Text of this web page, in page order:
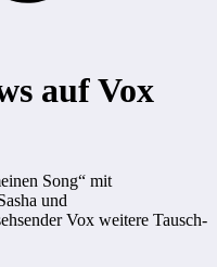
auf Vox
Song“ mit
und
Vox weitere Tausch-